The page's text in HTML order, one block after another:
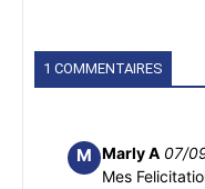
1 COMMENTAIRES
M Marly A 07/
Mes